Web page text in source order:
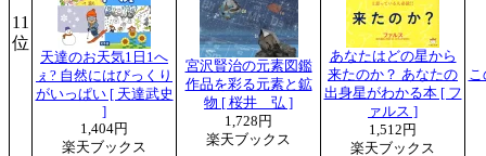
11
位
天達のお天気1日1へ
ぇ? 自然にはびっくり
がいっぱい [ 天達武史
]
1,404円
楽天ブックス
宮沢賢治の元素図鑑
作品を彩る元素と鉱
物 [ 桜井 弘 ]
1,728円
楽天ブックス
あなたはどの星から
来たのか？ あなたの
出身星がわかる本 [ フ
ァルス ]
1,512円
楽天ブックス
こ